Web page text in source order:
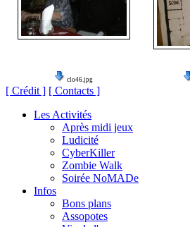
clo46.jpg
[ Crédit ] [ Contacts ]
Les Activités
Après midi jeux
Ludicité
CyberKiller
Zombie Walk
Soirée NoMADe
Infos
Bons plans
Assopotes